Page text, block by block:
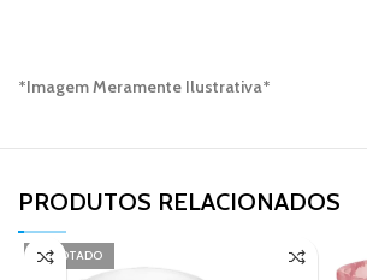
*Imagem Meramente Ilustrativa*
PRODUTOS RELACIONADOS​
ESGOTADO